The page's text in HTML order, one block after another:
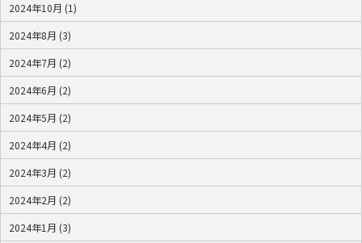
2024年10月 (1)
2024年8月 (3)
2024年7月 (2)
2024年6月 (2)
2024年5月 (2)
2024年4月 (2)
2024年3月 (2)
2024年2月 (2)
2024年1月 (3)